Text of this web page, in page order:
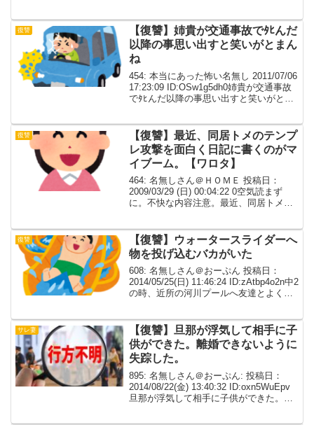
い時は持ち帰りません。そこでふん...
復讐
【復讐】姉貴が交通事故でﾀﾋんだ
以降の事思い出すと笑いがとまん
ね
454: 本当にあった怖い名無し 2011/07/06
17:23:09 ID:OSw1g5dh0姉貴が交通事故
でﾀﾋんだ以降の事思い出すと笑いがとま
ちら側の保険会...
復讐
【復讐】最近、同居トメのテンプ
レ攻撃を面白く日記に書くのがマ
イブーム。【ワロタ】
464: 名無しさん＠ＨＯＭＥ 投稿日：
2009/03/29 (日) 00:04:22 0空気読まず
に。不快な内容注意。最近、同居トメの
頑張って耐えた。あと２回我慢し...
復讐
【復讐】ウォータースライダーへ
物を投げ込むバカがいた
608: 名無しさん＠おーぷん 投稿日：
2014/05/25(日) 11:46:24 ID:zAtbp4o2n中2
の時、近所の河川プールへ友達とよく行
ータースライダー？...
サレ妻
【復讐】旦那が浮気して相手に子
供ができた。離婚できないように
失踪した。
895: 名無しさん＠おーぷん: 投稿日：
2014/08/22(金) 13:40:32 ID:oxn5WuEpv
旦那が浮気して相手に子供ができた。自○